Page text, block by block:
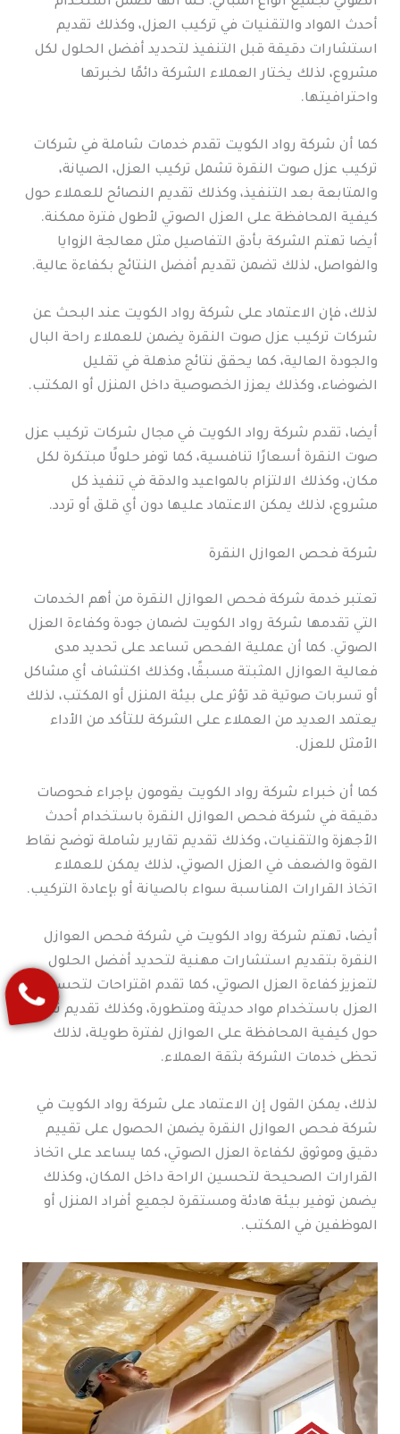
أحدث المواد والتقنيات في تركيب العزل، وكذلك تقديم
استشارات دقيقة قبل التنفيذ لتحديد أفضل الحلول لكل
مشروع، لذلك يختار العملاء الشركة دائمًا لخبرتها
واحترافيتها.
كما أن شركة رواد الكويت تقدم خدمات شاملة في شركات
تركيب عزل صوت النقرة تشمل تركيب العزل، الصيانة،
والمتابعة بعد التنفيذ، وكذلك تقديم النصائح للعملاء حول
كيفية المحافظة على العزل الصوتي لأطول فترة ممكنة.
أيضا تهتم الشركة بأدق التفاصيل مثل معالجة الزوايا
والفواصل، لذلك تضمن تقديم أفضل النتائج بكفاءة عالية.
لذلك، فإن الاعتماد على شركة رواد الكويت عند البحث عن
شركات تركيب عزل صوت النقرة يضمن للعملاء راحة البال
والجودة العالية، كما يحقق نتائج مذهلة في تقليل
الضوضاء، وكذلك يعزز الخصوصية داخل المنزل أو المكتب.
أيضا، تقدم شركة رواد الكويت في مجال شركات تركيب عزل
صوت النقرة أسعارًا تنافسية، كما توفر حلولًا مبتكرة لكل
مكان، وكذلك الالتزام بالمواعيد والدقة في تنفيذ كل
مشروع، لذلك يمكن الاعتماد عليها دون أي قلق أو تردد.
شركة فحص العوازل النقرة
تعتبر خدمة شركة فحص العوازل النقرة من أهم الخدمات
التي تقدمها شركة رواد الكويت لضمان جودة وكفاءة العزل
الصوتي. كما أن عملية الفحص تساعد على تحديد مدى
فعالية العوازل المثبتة مسبقًا، وكذلك اكتشاف أي مشاكل
أو تسربات صوتية قد تؤثر على بيئة المنزل أو المكتب، لذلك
يعتمد العديد من العملاء على الشركة للتأكد من الأداء
الأمثل للعزل.
كما أن خبراء شركة رواد الكويت يقومون بإجراء فحوصات
دقيقة في شركة فحص العوازل النقرة باستخدام أحدث
الأجهزة والتقنيات، وكذلك تقديم تقارير شاملة توضح نقاط
القوة والضعف في العزل الصوتي، لذلك يمكن للعملاء
اتخاذ القرارات المناسبة سواء بالصيانة أو بإعادة التركيب.
أيضا، تهتم شركة رواد الكويت في شركة فحص العوازل
النقرة بتقديم استشارات مهنية لتحديد أفضل الحلول
لتعزيز كفاءة العزل الصوتي، كما تقدم اقتراحات لتحسين
العزل باستخدام مواد حديثة ومتطورة، وكذلك تقديم نصائح
حول كيفية المحافظة على العوازل لفترة طويلة، لذلك
تحظى خدمات الشركة بثقة العملاء.
لذلك، يمكن القول إن الاعتماد على شركة رواد الكويت في
شركة فحص العوازل النقرة يضمن الحصول على تقييم
دقيق وموثوق لكفاءة العزل الصوتي، كما يساعد على اتخاذ
القرارات الصحيحة لتحسين الراحة داخل المكان، وكذلك
يضمن توفير بيئة هادئة ومستقرة لجميع أفراد المنزل أو
الموظفين في المكتب.